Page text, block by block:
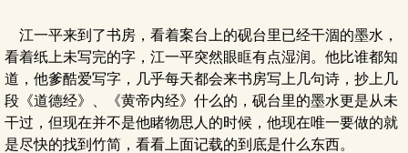
江一平来到了书房，看着案台上的砚台里已经干涸的墨水，
看着纸上未写完的字，江一平突然眼眶有点湿润。他比谁都知
道，他爹酷爱写字，几乎每天都会来书房写上几句诗，抄上几
段《道德经》、《黄帝内经》什么的，砚台里的墨水更是从未
干过，但现在并不是他睹物思人的时候，他现在唯一要做的就
是尽快的找到竹简，看看上面记载的到底是什么东西。